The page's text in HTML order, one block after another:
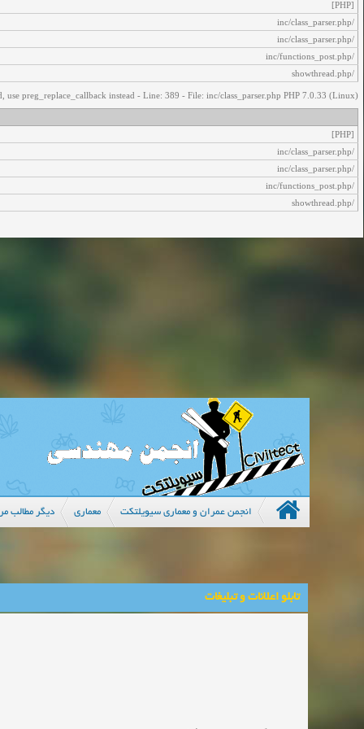
[PHP]
/inc/class_parser.php
/inc/class_parser.php
/inc/functions_post.php
/showthread.php
preg_replace_callback instead - Line: 389 - File: inc/class_parser.php PHP 7.0.33 (Linux)
[PHP]
/inc/class_parser.php
/inc/class_parser.php
/inc/functions_post.php
/showthread.php
انجمن عمران و معماری سیویلتکت معماری دیگر مطالب
تابلو اعلانات و تبلیغات